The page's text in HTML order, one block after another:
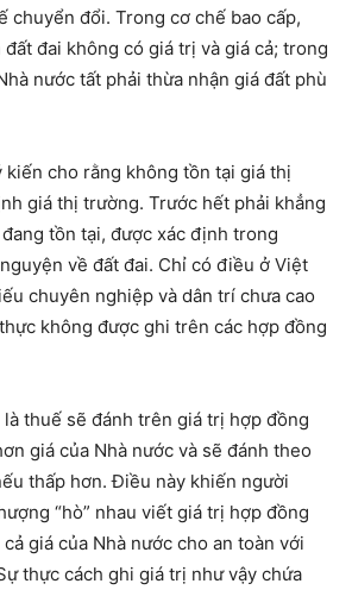
chuyển đổi. Trong cơ chế bao cấp,
đai không có giá trị và giá cả; trong
nước tất phải thừa nhận giá đất phù
kiến cho rằng không tồn tại giá thị
giá thị trường. Trước hết phải khẳng
tồn tại, được xác định trong
về đất đai. Chỉ có điều ở Việt
chuyên nghiệp và dân trí chưa cao
không được ghi trên các hợp đồng
thuế sẽ đánh trên giá trị hợp đồng
giá của Nhà nước và sẽ đánh theo
thấp hơn. Điều này khiến người
“hò” nhau viết giá trị hợp đồng
giá của Nhà nước cho an toàn với
thực cách ghi giá trị như vậy chứa